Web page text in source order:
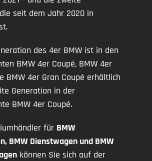
seit dem Jahr 2020 in
des 4er BMW ist in den
BMW 4er Coupé, BMW 4er
BMW 4er Gran Coupé erhältlich
Generation in der
BMW 4er Coupé.
für BMW
BMW Dienstwagen und BMW
können Sie sich auf der